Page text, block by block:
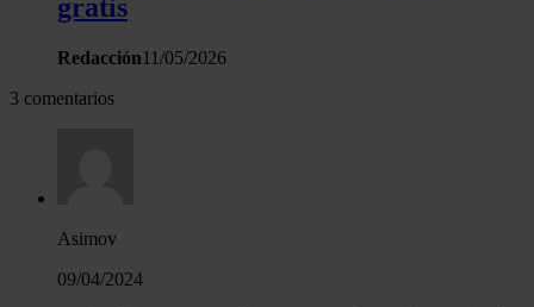
sociales, publicidad y análisis web, quienes pueden
con otra información que les haya proporcionado o que
gratis
Redacción11/05/2026
3 comentarios
Asimov
09/04/2024